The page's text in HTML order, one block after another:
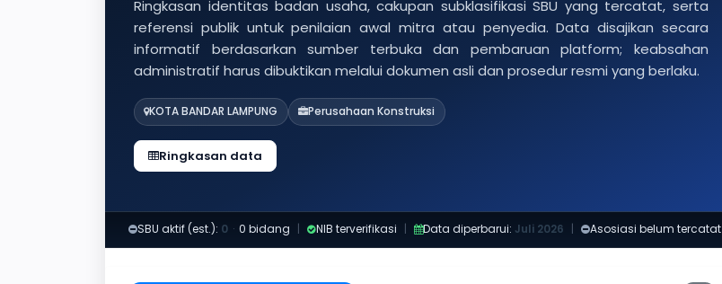
Ringkasan identitas badan usaha, cakupan subklasifikasi SBU yang tercatat, serta
referensi publik untuk penilaian awal mitra atau penyedia. Data disajikan secara
informatif berdasarkan sumber terbuka dan pembaruan platform; keabsahan
administratif harus dibuktikan melalui dokumen asli dan prosedur resmi yang berlaku.
KOTA BANDAR LAMPUNG Perusahaan Konstruksi
Ringkasan data
SBU aktif (est.): 0 · 0 bidang | NIB terverifikasi | Data diperbarui: Juli 2026 | Asosiasi belum tercatat